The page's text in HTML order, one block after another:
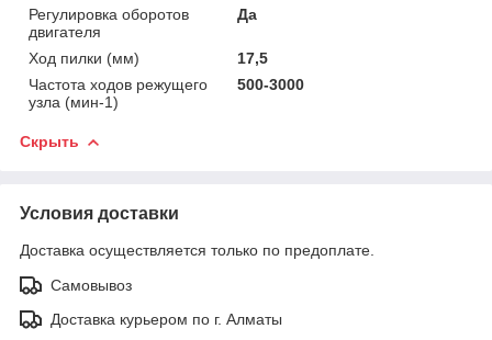
Регулировка оборотов
двигателя
Да
Ход пилки (мм)
17,5
Частота ходов режущего
узла (мин-1)
500-3000
Скрыть
Условия доставки
Доставка осуществляется только по предоплате.
Самовывоз
Доставка курьером по г. Алматы